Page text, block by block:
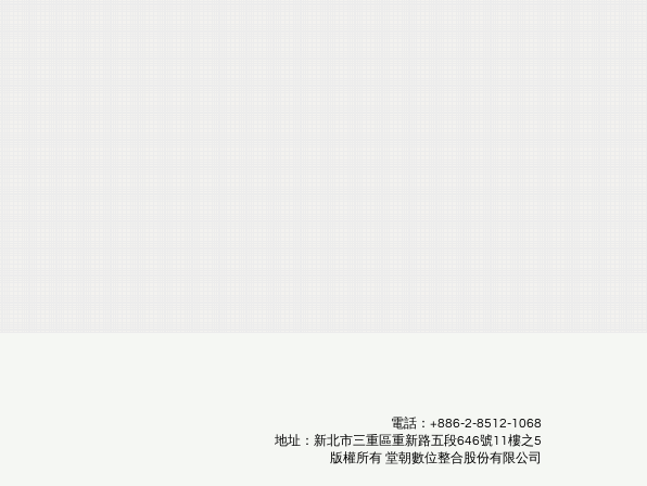
電話：+886-2-8512-1068
地址：新北市三重區重新路五段646號11樓之5
版權所有 堂朝數位整合股份有限公司